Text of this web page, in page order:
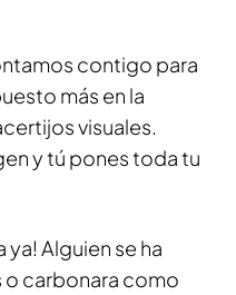
contigo para
más en la
visuales.
y tú pones toda tu
ya! Alguien se ha
o carbonara como